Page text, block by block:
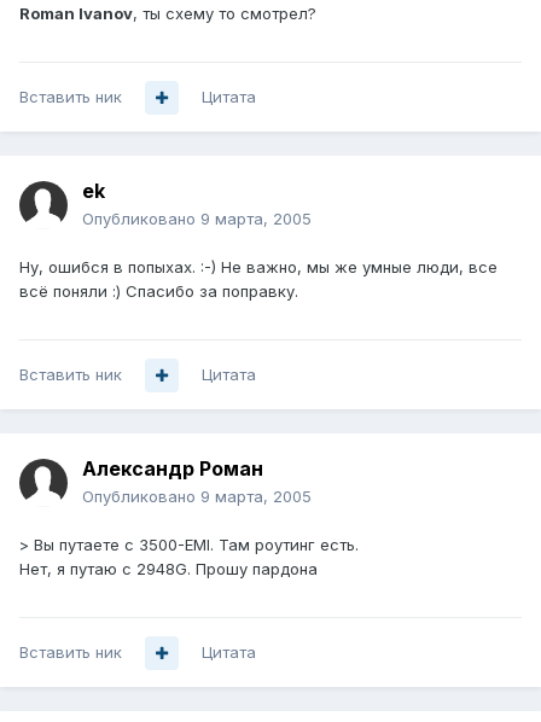
Roman Ivanov, ты схему то смотрел?
Вставить ник Цитата
ek
Опубликовано 9 марта, 2005
Ну, ошибся в попыхах. :-) Не важно, мы же умные люди, все
всё поняли :) Спасибо за поправку.
Вставить ник Цитата
Александр Роман
Опубликовано 9 марта, 2005
> Вы путаете с 3500-EMI. Там роутинг есть.
Нет, я путаю с 2948G. Прошу пардона
Вставить ник Цитата